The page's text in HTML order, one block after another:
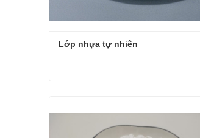
Lớp nhựa tự nhiên
Liên hệ ngay